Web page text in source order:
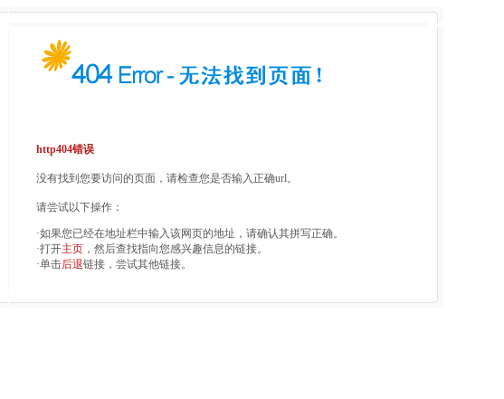
http404错误
没有找到您要访问的页面，请检查您是否输入正确url。
请尝试以下操作：
·如果您已经在地址栏中输入该网页的地址，请确认其拼写正确。
·打开主页 ，然后查找指向您感兴趣信息的链接。
·单击后退链接，尝试其他链接。